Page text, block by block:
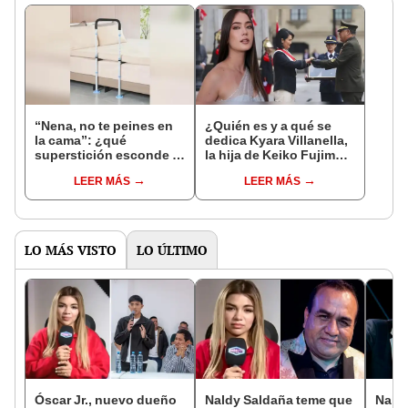
“Nena, no te peines en
la cama”: ¿qué
superstición esconde la
Enanitos Verdes?
LEER MÁS
¿Quién es y a qué se
dedica Kyara Villanella,
la hija de Keiko Fujimori
nivel nacional?
LEER MÁS
LO MÁS VISTO LO ÚLTIMO
Óscar Jr., nuevo dueño
Naldy Saldaña teme que